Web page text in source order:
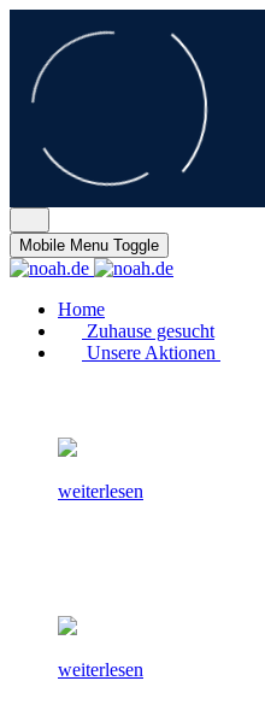
Mobile Menu Toggle
Home
Zuhause gesucht
Unsere Aktionen
weiterlesen
weiterlesen